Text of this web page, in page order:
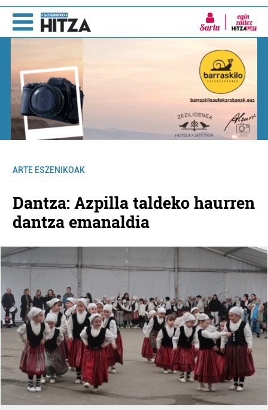
Sartu
ARTE ESZENIKOAK
Dantza: Azpilla taldeko haurren
dantza emanaldia